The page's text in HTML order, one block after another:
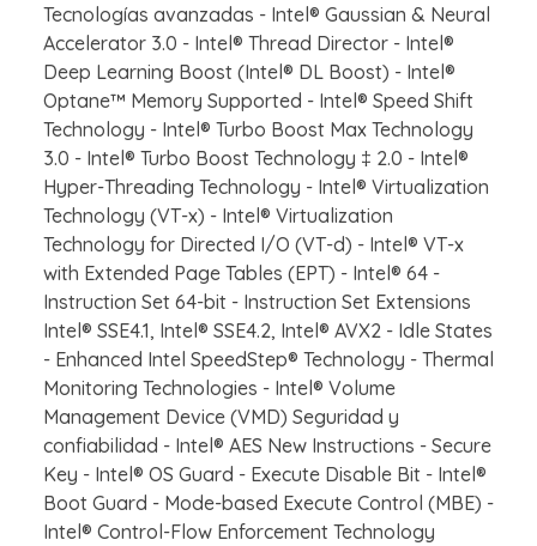
Tecnologías avanzadas - Intel® Gaussian & Neural
Accelerator 3.0 - Intel® Thread Director - Intel®
Deep Learning Boost (Intel® DL Boost) - Intel®
Optane™ Memory Supported - Intel® Speed Shift
Technology - Intel® Turbo Boost Max Technology
3.0 - Intel® Turbo Boost Technology ‡ 2.0 - Intel®
Hyper-Threading Technology - Intel® Virtualization
Technology (VT-x) - Intel® Virtualization
Technology for Directed I/O (VT-d) - Intel® VT-x
with Extended Page Tables (EPT) - Intel® 64 -
Instruction Set 64-bit - Instruction Set Extensions
Intel® SSE4.1, Intel® SSE4.2, Intel® AVX2 - Idle States
- Enhanced Intel SpeedStep® Technology - Thermal
Monitoring Technologies - Intel® Volume
Management Device (VMD) Seguridad y
confiabilidad - Intel® AES New Instructions - Secure
Key - Intel® OS Guard - Execute Disable Bit - Intel®
Boot Guard - Mode-based Execute Control (MBE) -
Intel® Control-Flow Enforcement Technology